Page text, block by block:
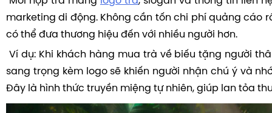
marketing di động. Không cần tốn chi phí quảng cáo
có thể đưa thương hiệu đến với nhiều người hơn.
Ví dụ: Khi khách hàng mua trà về biếu tặng người
sang trọng kèm logo sẽ khiến người nhận chú ý và
Đây là hình thức truyền miệng tự nhiên, giúp lan tỏa